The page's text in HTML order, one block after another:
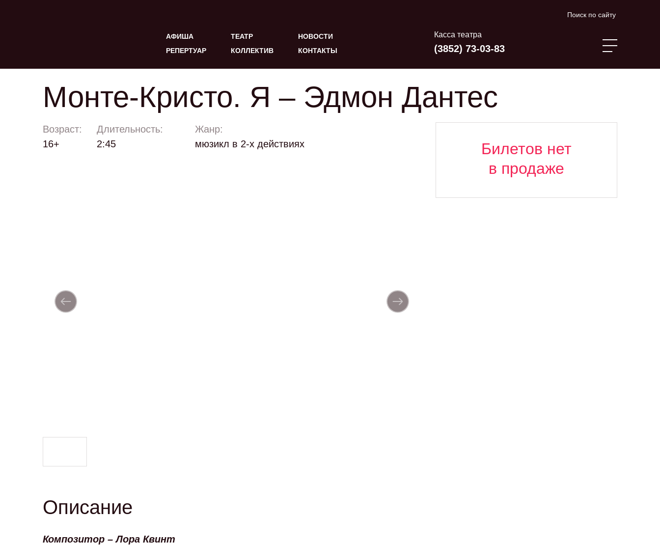
Поиск по сайту
АФИША
РЕПЕРТУАР
ТЕАТР
КОЛЛЕКТИВ
НОВОСТИ
КОНТАКТЫ
Касса театра
(3852) 73-03-83
Монте-Кристо. Я – Эдмон Дантес
Возраст:
16+
Длительность:
2:45
Жанр:
мюзикл в 2-х действиях
Описание
Композитор – Лора Квинт
Билетов нет
в продаже